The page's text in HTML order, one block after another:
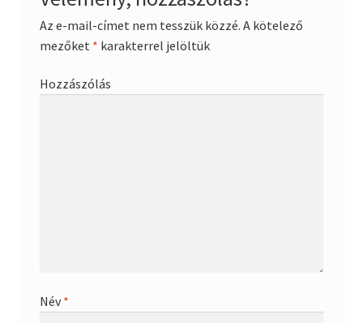
Az e-mail-címet nem tesszük közzé. A kötelező
mezőket * karakterrel jelöltük
Hozzászólás
Név *